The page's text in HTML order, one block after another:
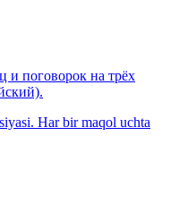
и поговорок на трёх
Har bir maqol uchta